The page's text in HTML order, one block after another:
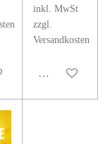
inkl. MwSt
zzgl.
Versandkosten
In den